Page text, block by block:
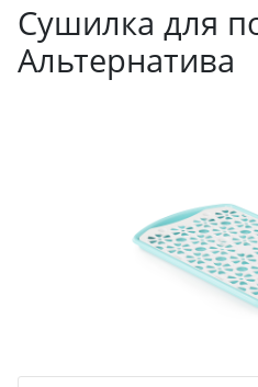
Сушилка для
Альтернатива